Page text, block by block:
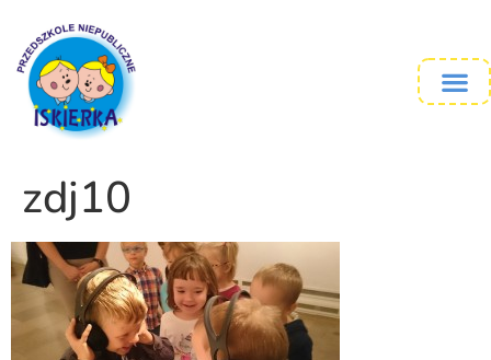
zdj10